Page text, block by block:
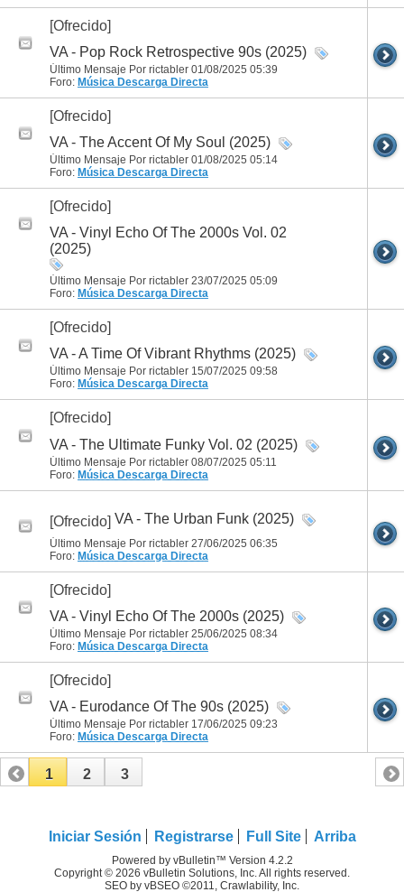
[Ofrecido]
VA - Pop Rock Retrospective 90s (2025)
Último Mensaje Por rictabler 01/08/2025 05:39
Foro: Música Descarga Directa
[Ofrecido]
VA - The Accent Of My Soul (2025)
Último Mensaje Por rictabler 01/08/2025 05:14
Foro: Música Descarga Directa
[Ofrecido]
VA - Vinyl Echo Of The 2000s Vol. 02
(2025)
Último Mensaje Por rictabler 23/07/2025 05:09
Foro: Música Descarga Directa
[Ofrecido]
VA - A Time Of Vibrant Rhythms (2025)
Último Mensaje Por rictabler 15/07/2025 09:58
Foro: Música Descarga Directa
[Ofrecido]
VA - The Ultimate Funky Vol. 02 (2025)
Último Mensaje Por rictabler 08/07/2025 05:11
Foro: Música Descarga Directa
[Ofrecido] VA - The Urban Funk (2025)
Último Mensaje Por rictabler 27/06/2025 06:35
Foro: Música Descarga Directa
[Ofrecido]
VA - Vinyl Echo Of The 2000s (2025)
Último Mensaje Por rictabler 25/06/2025 08:34
Foro: Música Descarga Directa
[Ofrecido]
VA - Eurodance Of The 90s (2025)
Último Mensaje Por rictabler 17/06/2025 09:23
Foro: Música Descarga Directa
1 2 3
Iniciar Sesión Registrarse Full Site Arriba
Powered by vBulletin™ Version 4.2.2
Copyright © 2026 vBulletin Solutions, Inc. All rights reserved.
SEO by vBSEO ©2011, Crawlability, Inc.